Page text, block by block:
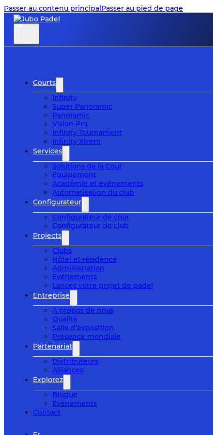
Passer au contenu principalPasser au pied de page
Courts
Infinity
Super Panoramic
Panoramic
Vision Pro
Infinity Tournament
Infinity Xtrem
Services
Solutions de la Cour
Equipement
Académie et événements
Automatisation du club
Configurateur
Configurateur de cour
Configurateur de club
Projects
Clubs
Hôtel et résidence
Administration
Evénements
Lancez votre projet de padel
Entreprise
A propos de nous
Qualité
Salle d’exposition
Présence mondiale
Partenariat
Distributeurs
Alliances
Explorez
Blogue
Evénements
Contact